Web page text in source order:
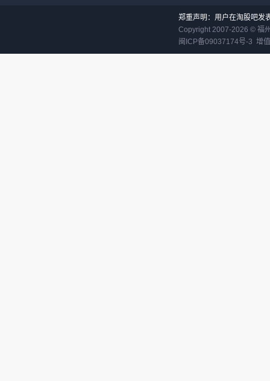
郑重声明：用户在淘股吧发
Copyright 2007-2026 © 福
闽ICP备09037174号-3 增